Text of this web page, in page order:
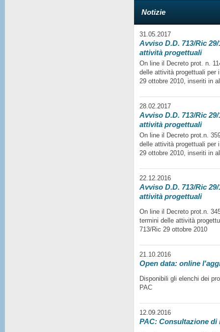
Notizie
31.05.2017
Avviso D.D. 713/Ric
attività progettuali
On line il Decreto prot. n.
delle attività progettuali per
29 ottobre 2010, inseriti in
28.02.2017
Avviso D.D. 713/Ric
attività progettuali
On line il Decreto prot.n.
delle attività progettuali per
29 ottobre 2010, inseriti in
22.12.2016
Avviso D.D. 713/Ric
attività progettuali
On line il Decreto prot.n.
termini delle attività
713/Ric 29 ottobre 2010
21.10.2016
Open data: online
Disponibili gli elenchi dei
PAC
12.09.2016
PAC: Consultazione di